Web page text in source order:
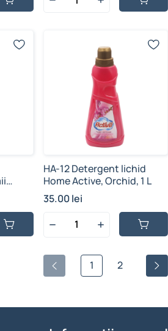
750
HA-12 Detergent lichid
Home Active, Orchid, 1 L
35.00 lei
1 2